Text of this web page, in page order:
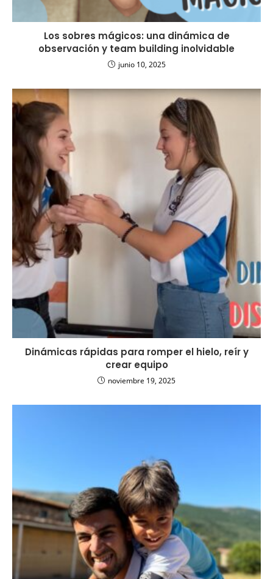
Los sobres mágicos: una dinámica de
observación y team building inolvidable
junio 10, 2025
Dinámicas rápidas para romper el hielo, reír y
crear equipo
noviembre 19, 2025